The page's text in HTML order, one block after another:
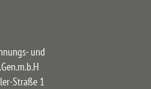
und
Straße 1